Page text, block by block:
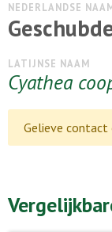
NEDERLANDSE
LATIJNSE NAAM
Cyathea
Gelieve contact